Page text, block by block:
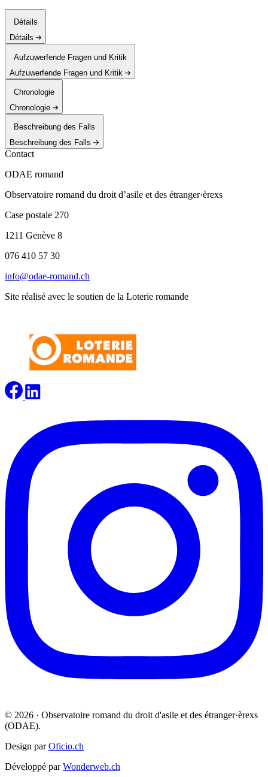
Détails
Détails
Aufzuwerfende Fragen und Kritik
Aufzuwerfende Fragen und Kritik
Chronologie
Chronologie
Beschreibung des Falls
Beschreibung des Falls
Contact
ODAE romand
Observatoire romand du droit d’asile et des étranger·èrexs
Case postale 270
1211 Genève 8
076 410 57 30
info@odae-romand.ch
Site réalisé avec le soutien de la Loterie romande
© 2026 · Observatoire romand du droit d'asile et des étranger·èrexs
(ODAE).
Design parOficio.ch
Développé parWonderweb.ch